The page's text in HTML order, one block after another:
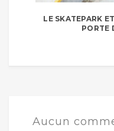
LE SKATEPARK
PORTE
Aucun